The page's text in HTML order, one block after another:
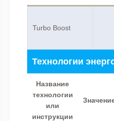
Turbo Boost
Технологии
Название
технологии
или
инструкции